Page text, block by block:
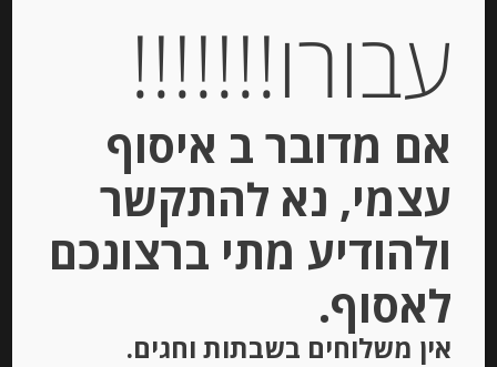
יחידות
הוספה לסל
עבורו!!!!!!!
אם מדובר ב איסוף
עצמי, נא להתקשר
ולהודיע מתי ברצונכם
לאסוף.
אין משלוחים בשבתות וחגים.